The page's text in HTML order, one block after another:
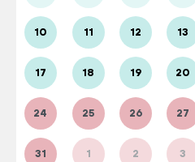
10 11 12 13
17 18 19 20
24 25 26 27
31 1 2 3